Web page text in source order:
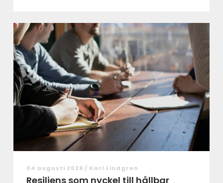
04 augusti 2026 / Karl Lindgren
Resiliens som nyckel till hållbar